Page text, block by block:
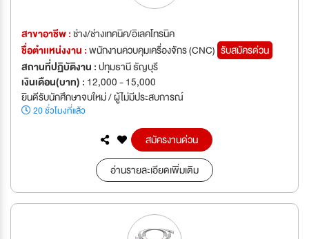
สาขาอาชีพ :ช่าง/ช่างเทคนิค/อิเลคโทรนิค
ชื่อตำเเหน่งงาน :พนักงานควบคุมเครื่องจักร (CNC) รับสมัครด่วน
สถานที่ปฏิบัติงาน :ปทุมธานี ธัญบุรี
เงินเดือน(บาท) : 12,000 - 15,000
ยินดีรับนักศึกษาจบใหม่ / ผู้ไม่มีประสบการณ์
20 ชั่วโมงที่แล้ว
สมัครงานด่วน
อ่านรายละเอียดเพิ่มเติม